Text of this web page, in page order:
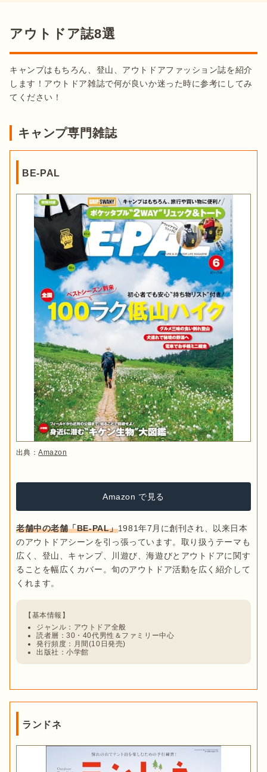
アウトドア誌8選
キャンプはもちろん、登山、アウトドアファッション誌を紹介
します！アウトドア雑誌で何が良いか迷った時に参考にしてみ
てください！
キャンプ専門雑誌
BE-PAL
出典：Amazon
Amazon で見る
老舗中の老舗「BE-PAL」1981年7月に創刊され、以来日本
のアウトドアシーンを引っ張っています。取り扱うテーマも
広く、登山、キャンプ、川遊び、海遊びとアウトドアに関す
ることを幅広くカバー。旬のアウトドア活動を広く紹介して
ジャンル：アウトドア全般
読者層：30・40代男性＆ファミリー中心
発行頻度：月間(10日発売)
出版社：小学館
ランドネ